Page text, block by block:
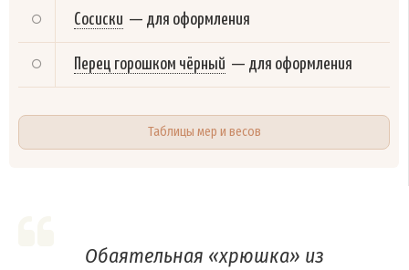
Сосиски — для оформления
Перец горошком чёрный — для оформления
Таблицы мер и весов
Обаятельная «хрюшка» из